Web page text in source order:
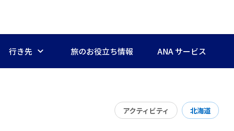
行き先 旅のお役立ち情報 ANA サービス
アクティビティ 北海道